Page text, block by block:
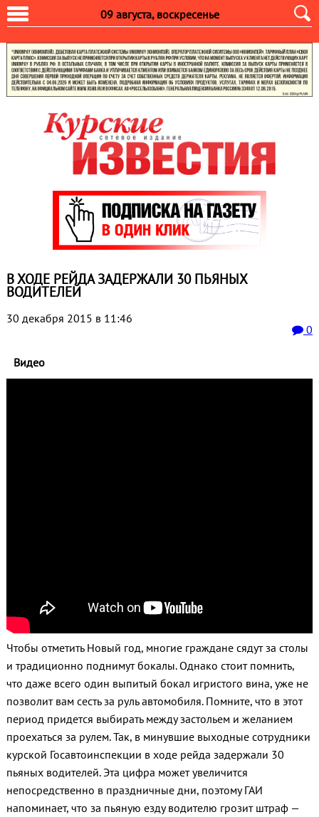
09 августа, воскресенье
В ХОДЕ РЕЙДА ЗАДЕРЖАЛИ 30 ПЬЯНЫХ
ВОДИТЕЛЕЙ
30 декабря 2015 в 11:46
0
Видео
Чтобы отметить Новый год, многие граждане сядут за столы
и традиционно поднимут бокалы. Однако стоит помнить,
что даже всего один выпитый бокал игристого вина, уже не
позволит вам сесть за руль автомобиля. Помните, что в этот
период придется выбирать между застольем и желанием
проехаться за рулем. Так, в минувшие выходные сотрудники
курской Госавтоинспекции в ходе рейда задержали 30
пьяных водителей. Эта цифра может увеличится
непосредственно в праздничные дни, поэтому ГАИ
напоминает, что за пьяную езду водителю грозит штраф —